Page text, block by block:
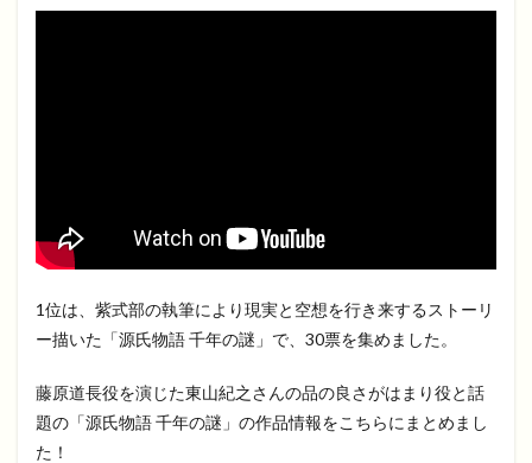
1位は、紫式部の執筆により現実と空想を行き来するストーリ
ー描いた「源氏物語 千年の謎」で、30票を集めました。
藤原道長役を演じた東山紀之さんの品の良さがはまり役と話
題の「源氏物語 千年の謎」の作品情報をこちらにまとめまし
た！